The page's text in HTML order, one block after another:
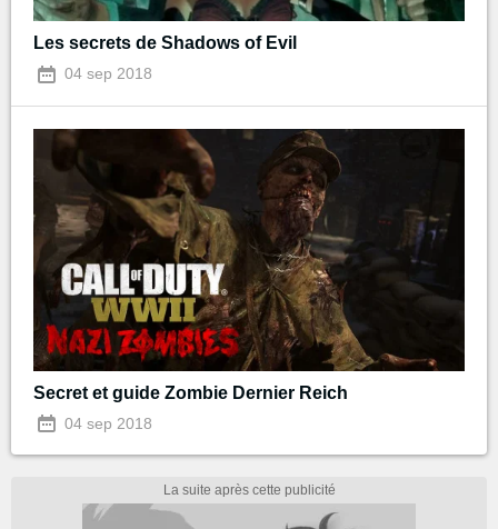
Les secrets de Shadows of Evil
04 sep 2018
Secret et guide Zombie Dernier Reich
04 sep 2018